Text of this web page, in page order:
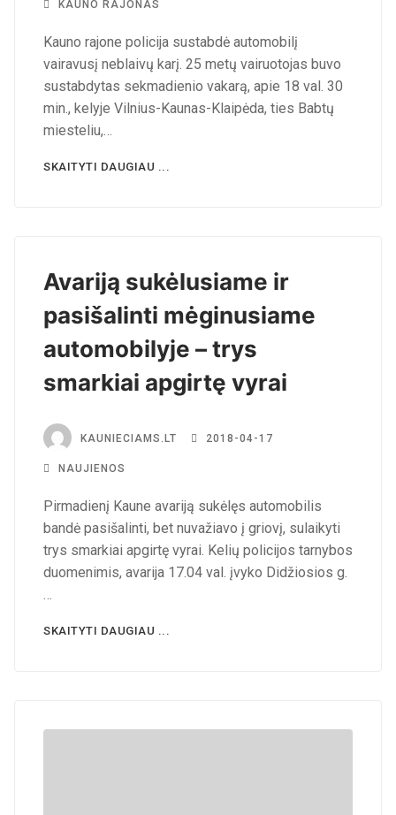
KAUNO RAJONAS
Kauno rajone policija sustabdė automobilį
vairavusį neblaivų karį. 25 metų vairuotojas buvo
sustabdytas sekmadienio vakarą, apie 18 val. 30
min., kelyje Vilnius-Kaunas-Klaipėda, ties Babtų
miesteliu,…
SKAITYTI DAUGIAU ...
Avariją sukėlusiame ir
pasišalinti mėginusiame
automobilyje – trys
smarkiai apgirtę vyrai
KAUNIECIAMS.LT 2018-04-17
NAUJIENOS
Pirmadienį Kaune avariją sukėlęs automobilis
bandė pasišalinti, bet nuvažiavo į griovį, sulaikyti
trys smarkiai apgirtę vyrai. Kelių policijos tarnybos
duomenimis, avarija 17.04 val. įvyko Didžiosios g.
…
SKAITYTI DAUGIAU ...